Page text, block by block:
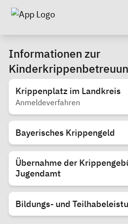
Informationen zur
Krippenplatz im Landkreis
Anmeldeverfahren
Bayerisches Krippengeld
Übernahme der
Jugendamt
Bildungs- und